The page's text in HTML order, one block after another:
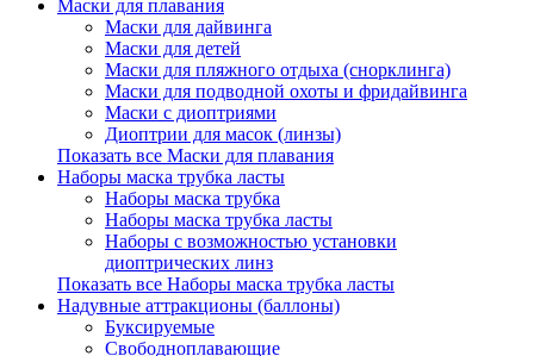
Маски для плавания
Маски для дайвинга
Маски для детей
Маски для пляжного отдыха (снорклинга)
Маски для подводной охоты и фридайвинга
Маски с диоптриями
Диоптрии для масок (линзы)
Показать все Маски для плавания
Наборы маска трубка ласты
Наборы маска трубка
Наборы маска трубка ласты
Наборы с возможностью установки
диоптрических линз
Показать все Наборы маска трубка ласты
Надувные аттракционы (баллоны)
Буксируемые
Свободноплавающие